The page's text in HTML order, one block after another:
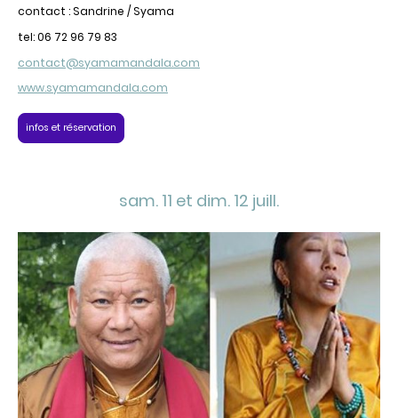
contact : Sandrine / Syama
tel: 06 72 96 79 83
contact@syamamandala.com
www.syamamandala.com
infos et réservation
sam. 11 et dim. 12 juill.